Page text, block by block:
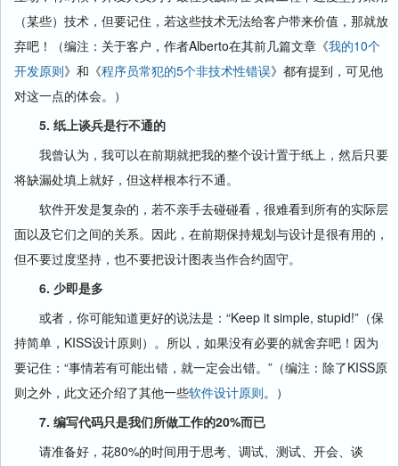
（某些）技术，但要记住，若这些技术无法给客户带来价值，那就放
弃吧！（编注：关于客户，作者Alberto在其前几篇文章《我的10个
开发原则》和《程序员常犯的5个非技术性错误》都有提到，可见他
对这一点的体会。）
5. 纸上谈兵是行不通的
我曾认为，我可以在前期就把我的整个设计置于纸上，然后只要
将缺漏处填上就好，但这样根本行不通。
软件开发是复杂的，若不亲手去碰碰看，很难看到所有的实际层
面以及它们之间的关系。因此，在前期保持规划与设计是很有用的，
但不要过度坚持，也不要把设计图表当作合约固守。
6. 少即是多
或者，你可能知道更好的说法是：“Keep it simple, stupid!”（保
持简单，KISS设计原则）。所以，如果没有必要的就舍弃吧！因为
要记住：“事情若有可能出错，就一定会出错。”（编注：除了KISS原
则之外，此文还介绍了其他一些软件设计原则。）
7. 编写代码只是我们所做工作的20%而已
请准备好，花80%的时间用于思考、调试、测试、开会、谈